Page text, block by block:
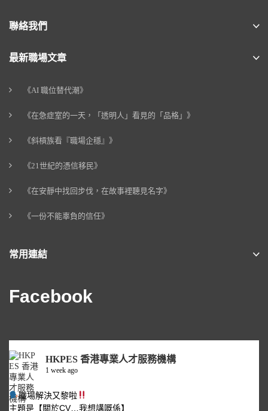
聯絡我們
最新職場文章
《AI 職位替代潮》
《在急症室的一天，「透明人」看見的「品格」》
《斜槓族看『職場企穩』》
《21世紀的憑信移民》
《在安靜中找回步伐，在故事裡聽見名字》
《一份不能辜負的信任》
常用連結
Facebook
HKPES 香港專業人才服務機構
1 week ago
職場解決又黎啦
主題是【關於CV…我想講嘅係】